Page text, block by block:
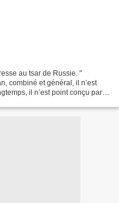
au tsar de Russie. "
combiné et général, il n’est
il n’est point conçu par